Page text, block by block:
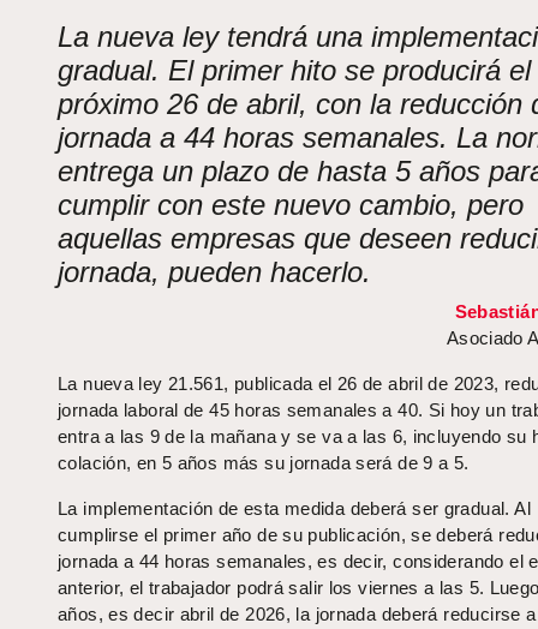
La nueva ley tendrá una
gradual. El primer hito se producirá el
próximo 26 de abril, con la reducción
jornada a 44 horas semanales. La
entrega un plazo de hasta 5 años
cumplir con este nuevo cambio, pero
aquellas empresas que deseen
jornada, pueden hacerlo.
Asociado
La nueva ley 21.561, publicada el 26 de abril de 2023,
jornada laboral de 45 horas semanales a 40. Si hoy un
entra a las 9 de la mañana y se va a las 6, incluyendo su
colación, en 5 años más su jornada será de 9 a 5.
La implementación de esta medida deberá ser gradual. Al
cumplirse el primer año de su publicación, se deberá
jornada a 44 horas semanales, es decir, considerando el
anterior, el trabajador podrá salir los viernes a las 5.
años, es decir abril de 2026, la jornada deberá reducirse